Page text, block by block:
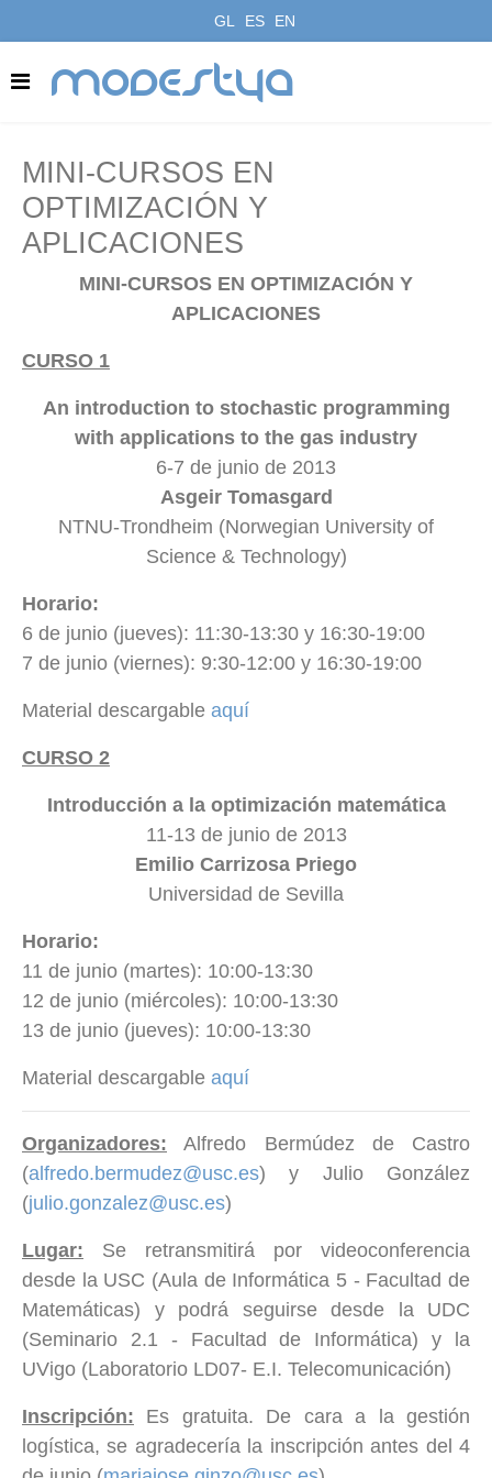
GL ES EN
modestya
MINI-CURSOS EN
OPTIMIZACIÓN Y
APLICACIONES
MINI-CURSOS EN OPTIMIZACIÓN Y
APLICACIONES
CURSO 1
An introduction to stochastic programming
with applications to the gas industry
6-7 de junio de 2013
Asgeir Tomasgard
NTNU-Trondheim (Norwegian University of
Science & Technology)
Horario:
6 de junio (jueves): 11:30-13:30 y 16:30-19:00
7 de junio (viernes): 9:30-12:00 y 16:30-19:00
Material descargable aquí
CURSO 2
Introducción a la optimización matemática
11-13 de junio de 2013
Emilio Carrizosa Priego
Universidad de Sevilla
Horario:
11 de junio (martes): 10:00-13:30
12 de junio (miércoles): 10:00-13:30
13 de junio (jueves): 10:00-13:30
Material descargable aquí
Organizadores: Alfredo Bermúdez de Castro
(alfredo.bermudez@usc.es) y Julio González
(julio.gonzalez@usc.es)
Lugar: Se retransmitirá por videoconferencia
desde la USC (Aula de Informática 5 - Facultad de
Matemáticas) y podrá seguirse desde la UDC
(Seminario 2.1 - Facultad de Informática) y la
UVigo (Laboratorio LD07- E.I. Telecomunicación)
Inscripción: Es gratuita. De cara a la gestión
logística, se agradecería la inscripción antes del 4